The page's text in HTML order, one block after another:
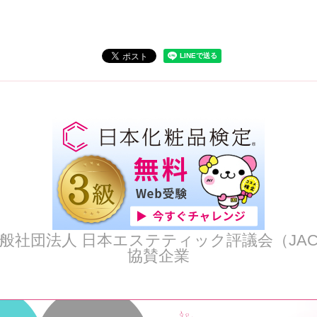
社団法人 日本エステティック評議会（
協賛企業